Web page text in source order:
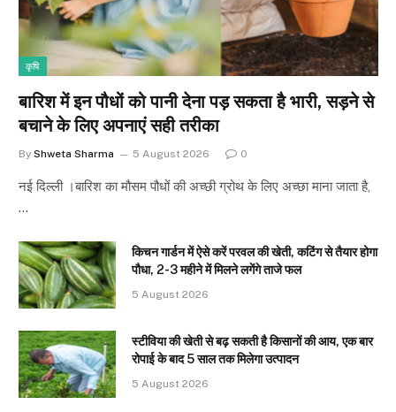
कृषि
बारिश में इन पौधों को पानी देना पड़ सकता है भारी, सड़ने से
बचाने के लिए अपनाएं सही तरीका
By Shweta Sharma 5 August 2026 0
नई दिल्ली ।बारिश का मौसम पौधों की अच्छी ग्रोथ के लिए अच्छा माना जाता है,
…
किचन गार्डन में ऐसे करें परवल की खेती, कटिंग से तैयार होगा
पौधा, 2-3 महीने में मिलने लगेंगे ताजे फल
5 August 2026
स्टीविया की खेती से बढ़ सकती है किसानों की आय, एक बार
रोपाई के बाद 5 साल तक मिलेगा उत्पादन
5 August 2026